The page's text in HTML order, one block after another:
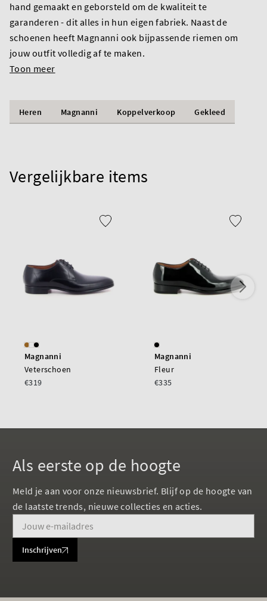
hand gemaakt en geborsteld om de kwaliteit te
garanderen - dit alles in hun eigen fabriek. Naast de
schoenen heeft Magnanni ook bijpassende riemen om
jouw outfit volledig af te maken.
Toon meer
Heren Magnanni Koppelverkoop Gekleed
Vergelijkbare items
Magnanni
Veterschoen
€319
Magnanni
Fleur
€335
Als eerste op de hoogte
Meld je aan voor onze nieuwsbrief. Blijf op de hoogte van
de laatste trends, nieuwe collecties en acties.
Inschrijven